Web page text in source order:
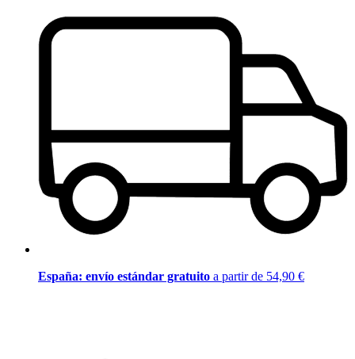
España: envío estándar gratuito a partir de 54,90 €